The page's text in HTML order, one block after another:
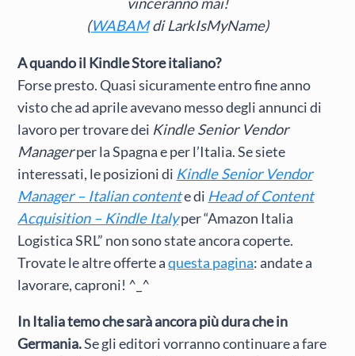
(WABAMdi LarkIsMyName)
A quando il Kindle Store italiano?
Forse presto. Quasi sicuramente entro fine anno
visto che ad aprile avevano messo degli annunci di
lavoro per trovare dei Kindle Senior Vendor
Managerper la Spagna e per l’Italia. Se siete
interessati, le posizioni di Kindle Senior Vendor
Manager – Italian contente di Head of Content
Acquisition – Kindle Italyper “Amazon Italia
Logistica SRL” non sono state ancora coperte.
Trovate le altre offerte aquesta pagina: andate a
lavorare, caproni! ^_^
In Italia temo che sarà ancora più dura che in
Germania.Se gli editori vorranno continuare a fare